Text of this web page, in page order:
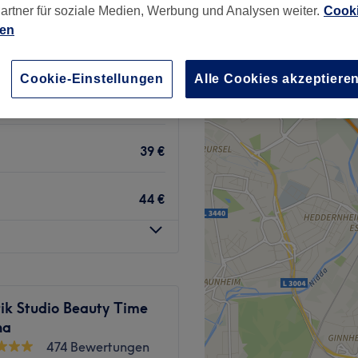
33 €
39 €
44 €
Studio Beauty Time
474 Bewertungen
für soziale Medien, Werbung und Analysen weiter.
Cookie-Einstellungen Alle Cookies